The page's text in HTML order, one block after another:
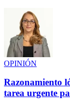
OPINIÓN
Razonamiento
tarea urgente